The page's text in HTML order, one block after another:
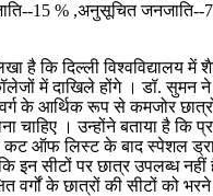
15 % ,अनुसूचित जनजाति--
विश्वविद्यालय में
में दाखिले होंगे । डॉ. सुमन
के आर्थिक रूप से कमजोर
चाहिए । उन्होंने बताया
कट ऑफ लिस्ट के बाद स्पेशल
सीटों पर छात्र उपलब्ध
के छात्रों की सीटों को